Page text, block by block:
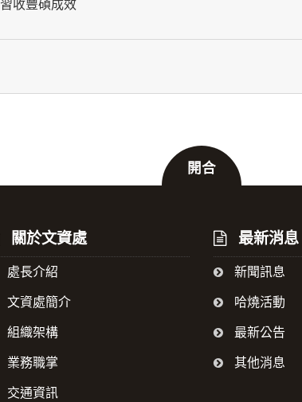
收豐碩成效
開合
關於文資處
處長介紹
文資處簡介
組織架構
業務職掌
交通資訊
最新消息
新聞訊息
哈燒活動
最新公告
其他消息